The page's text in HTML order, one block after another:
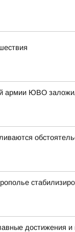
армии ЮВО
достижения и